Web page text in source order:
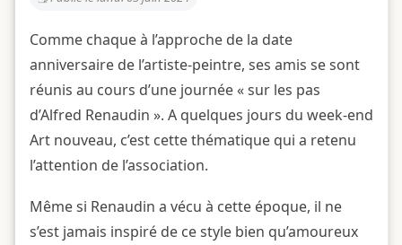
Comme chaque à l’approche de la date
anniversaire de l’artiste-peintre, ses amis se sont
réunis au cours d’une journée « sur les pas
d’Alfred Renaudin ». A quelques jours du week-end
Art nouveau, c’est cette thématique qui a retenu
l’attention de l’association.
Même si Renaudin a vécu à cette époque, il ne
s’est jamais inspiré de ce style bien qu’amoureux